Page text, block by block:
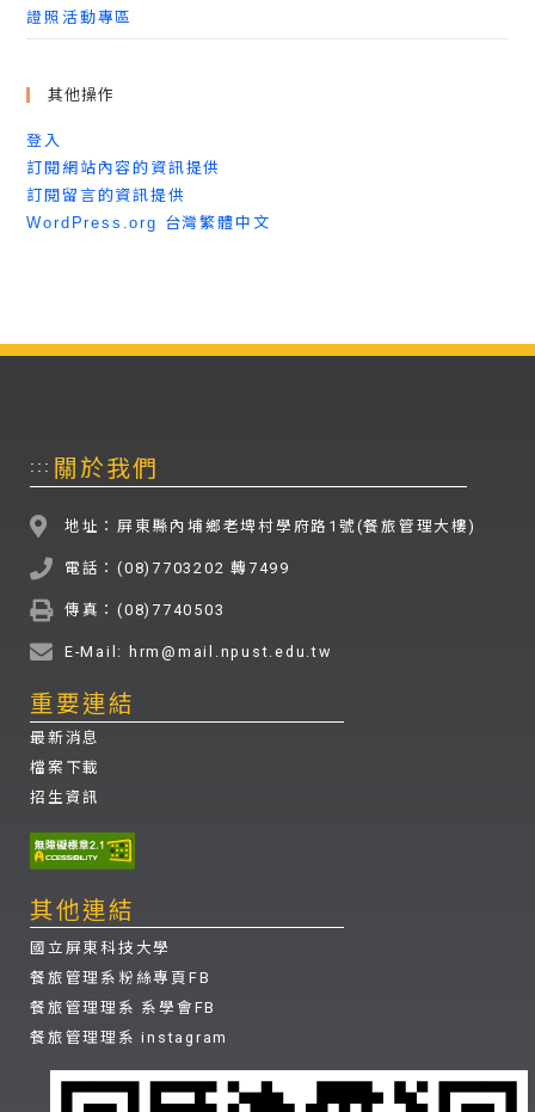
證照活動專區
其他操作
登入
訂閱網站內容的資訊提供
訂閱留言的資訊提供
WordPress.org 台灣繁體中文
::: 關於我們
地址：屏東縣內埔鄉老埤村學府路1號(餐旅管理大樓)
電話：(08)7703202 轉7499
傳真：(08)7740503
E-Mail: hrm@mail.npust.edu.tw
重要連結
最新消息
檔案下載
招生資訊
其他連結
國立屏東科技大學
餐旅管理系粉絲專頁FB
餐旅管理理系 系學會FB
餐旅管理理系 instagram